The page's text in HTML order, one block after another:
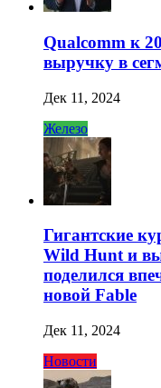
Qualcomm к
выручку в
Дек 11, 2024
Железо
Гигантские
Wild Hunt и
поделился
новой Fable
Дек 11, 2024
Новости